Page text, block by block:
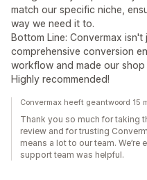
match our specific niche,
way we need it to.
Bottom Line: Convermax isn't
comprehensive conversion
workflow and made our
Highly recommended!
Convermax heeft geantwoord 15
Thank you so much for taking
review and for trusting
means a lot to our team.
support team was helpful.